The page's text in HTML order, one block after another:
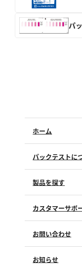
パ
ホーム
パックテストに
製品を探す
カスタマーサポ
製品のご購入につ
お問い合わせ
お知らせ
硫化物（硫化水
亜硫酸
硝酸
全窒素
りん酸
全りん
その他
塩化物